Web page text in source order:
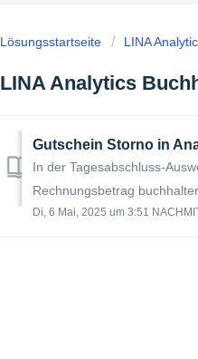
Lösungsstartseite LINA
LINA Analytics
Gutschein Storno in
In der Tagesabschluss-
Rechnungsbetrag
Di, 6 Mai, 2025 um 3:51